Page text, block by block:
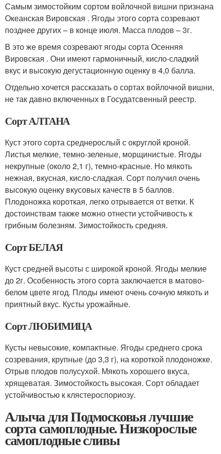
Самым зимостойким сортом войлочной вишни признана
Океанская Вировская . Ягоды этого сорта созревают
позднее других – в конце июля. Масса плодов – 3г.
В это же время созревают ягоды сорта Осенняя
Вировская . Они имеют гармоничный, кисло-сладкий
вкус и высокую дегустационную оценку в 4,0 балла.
Отдельно хочется рассказать о сортах войлочной вишни,
не так давно включенных в Госудатсвенный реестр.
Сорт АЛТАНА
Куст этого сорта среднерослый с округлой кроной.
Листья мелкие, темно-зеленые, морщинистые. Ягоды
некрупные (около 2,1 г), темно-красные. Но мякоть
нежная, вкусная, кисло-сладкая. Сорт получил очень
высокую оценку вкусовых качеств в 5 баллов.
Плодоножка короткая, легко отрывается от ветки. К
достоинствам также можно отнести устойчивость к
грибным болезням. Зимостойкость средняя.
Сорт БЕЛАЯ
Куст средней высоты с широкой кроной. Ягоды мелкие
до 2г. Особенность этого сорта заключается в матово-
белом цвете ягод. Плоды имеют очень сочную мякоть и
приятный вкус. Кусты урожайные.
Сорт ЛЮБИМИЦА
Кусты невысокие, компактные. Ягоды среднего срока
созревания, крупные (до 3,3 г), на короткой плодоножке.
Отрыв плодов полусухой. Мякоть хорошего вкуса,
хрящеватая. Зимостойкость высокая. Сорт обладает
устойчивостью к клястероспориозу.
Алыча для Подмосковья лучшие
сорта самоплодные. Низкорослые
самоплодные сливы